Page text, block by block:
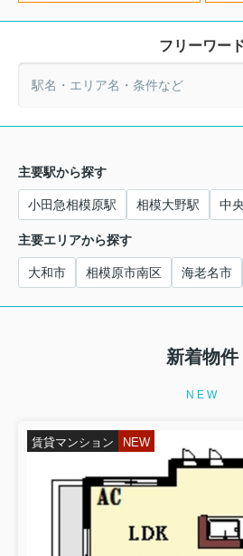
フリーワー
主要駅から探す
小田急相模原駅 相模大野駅 中
主要エリアから探す
大和市 相模原市南区 海老名市
新着物件
NEW
賃貸マンション NEW